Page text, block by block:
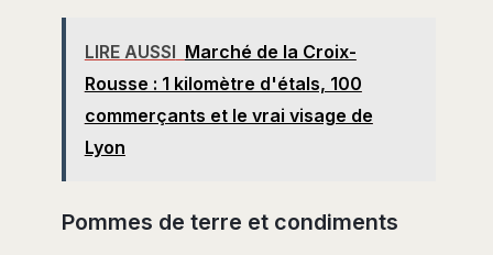
LIRE AUSSI Marché de la Croix-
Rousse : 1 kilomètre d'étals, 100
commerçants et le vrai visage de
Lyon
Pommes de terre et condiments